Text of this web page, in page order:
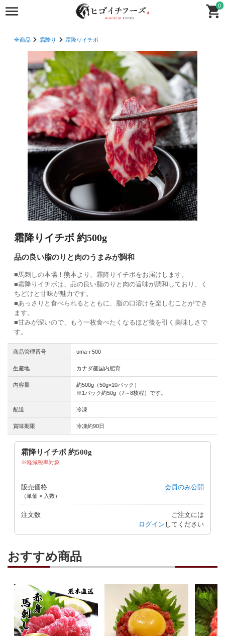
0
全商品 霜降り 霜降りイチボ
霜降りイチボ 約500g
品の良い脂のりと肉のうまみが調和
■馬刺しの本場！熊本より、霜降りイチボをお届けします。
■霜降りイチボは、品の良い脂のりと肉の旨味が調和しており、く
ちどけと甘味が魅力です。
■あっさりと食べられるとともに、脂の口溶けを楽しむことができ
ます。
■甘みが深いので、もう一枚食べたくなるほど後を引く美味しさで
す。
商品管理番号 uma-i-500
生産地 カナダ産国内肥育
内容量
約500g（50g×10パック）
※1パック約50g（7～8枚程）です。
配送 冷凍
賞味期限 冷凍約90日
霜降りイチボ 約500g
軽減税率対象
販売価格
（単価 × 入数）
会員のみ公開
注文数
ご注文には
ログイン してください
おすすめ商品